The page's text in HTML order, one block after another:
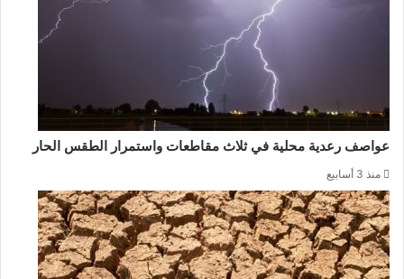
عواصف رعدية محلية في ثلاث مقاطعات واستمرار الطقس الحار
منذ 3 أسابيع